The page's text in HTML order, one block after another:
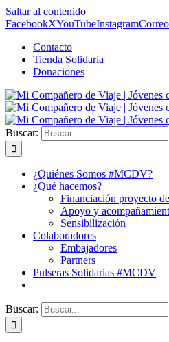
Saltar al contenido
FacebookXYouTubeInstagram
Contacto
Tienda Solidaria
Donaciones
Buscar:
¿Quiénes Somos #MCDV?
¿Qué hacemos?
Financiación proyecto
Apoyo y
Sensibilización
Colaboradores
Embajadores
Partners
Pulseras Solidarias #MCDV
Buscar: